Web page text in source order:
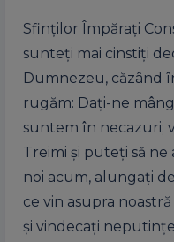
Sfinților Împărați
sunteți mai cinstiți
Dumnezeu, căzând
rugăm: Dați-ne
suntem în necazuri;
Treimi și puteți să
noi acum, alungați
ce vin asupra
și vindecați